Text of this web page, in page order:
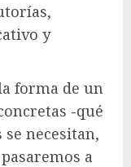
y
forma de un
-qué
necesitan,
a